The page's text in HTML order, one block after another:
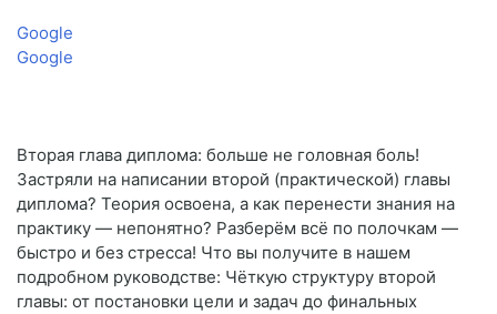
Google
Google
Вторая глава диплома: больше не головная боль!
Застряли на написании второй (практической) главы
диплома? Теория освоена, а как перенести знания на
практику — непонятно? Разберём всё по полочкам —
быстро и без стресса! Что вы получите в нашем
подробном руководстве: Чёткую структуру второй
главы: от постановки цели и задач до финальных